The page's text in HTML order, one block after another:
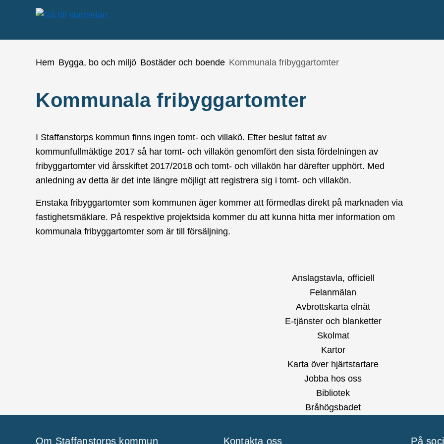
Gå till innehåll
till sidomeny
Du är här:
Hem Bygga, bo och miljö Bostäder och boende Kommunala fribyggartomter
Kommunala fribyggartomter
I Staffanstorps kommun finns ingen tomt- och villakö. Efter beslut fattat av
kommunfullmäktige 2017 så har tomt- och villakön genomfört den sista fördelningen av
fribyggartomter vid årsskiftet 2017/2018 och tomt- och villakön har därefter upphört. Med
anledning av detta är det inte längre möjligt att registrera sig i tomt- och villakön.
Enstaka fribyggartomter som kommunen äger kommer att förmedlas direkt på marknaden via
fastighetsmäklare. På respektive projektsida kommer du att kunna hitta mer information om
kommunala fribyggartomter som är till försäljning.
Anslagstavla, officiell
Felanmälan
Avbrottskarta elnät
E-tjänster och blanketter
Skolmat
Kartor
Karta över hjärtstartare
Jobba hos oss
Bibliotek
Bråhögsbadet
Om Staffanstorps kommun Kontakta oss På